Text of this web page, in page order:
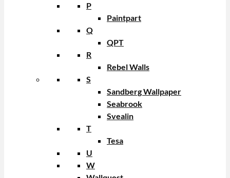
P
Paintpart
Q
QPT
R
Rebel Walls
S
Sandberg Wallpaper
Seabrook
Svealin
T
Tesa
U
W